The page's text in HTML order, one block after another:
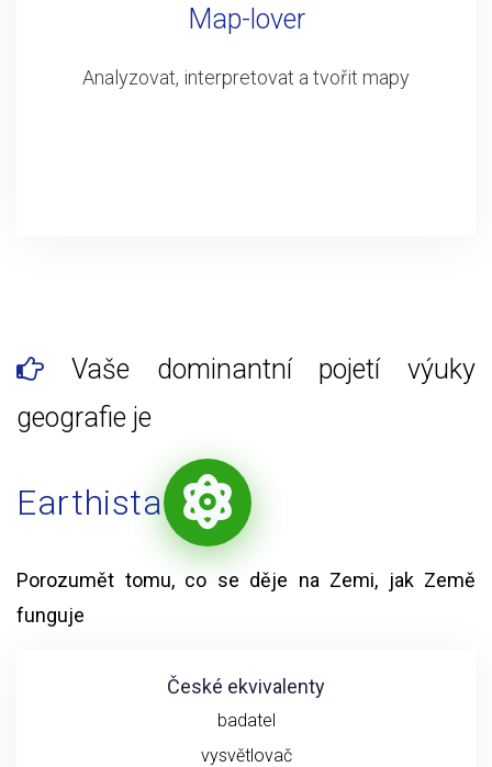
Map-lover
Analyzovat, interpretovat a tvořit mapy
Vaše dominantní pojetí výuky
geografie je
Earthista
Porozumět tomu, co se děje na Zemi, jak Země
funguje
České ekvivalenty
badatel
vysvětlovač